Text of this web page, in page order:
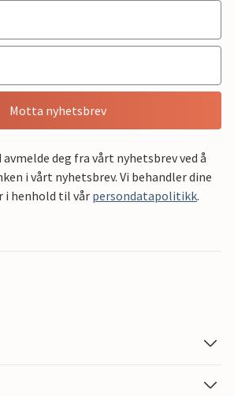
Motta nyhetsbrev
deg fra vårt nyhetsbrev ved å
i vårt nyhetsbrev. Vi behandler dine
i henhold til vår persondatapolitikk.